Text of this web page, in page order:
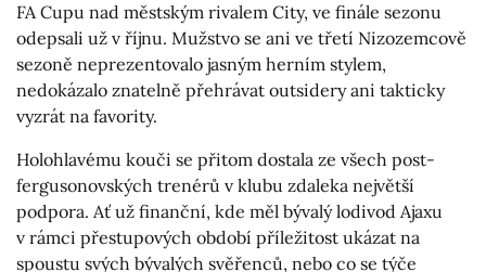
FA Cupu nad městským rivalem City, ve finále sezonu
odepsali už v říjnu. Mužstvo se ani ve třetí Nizozemcově
sezoně neprezentovalo jasným herním stylem,
nedokázalo znatelně přehrávat outsidery ani takticky
vyzrát na favority.
Holohlavému kouči se přitom dostala ze všech post-
fergusonovských trenérů v klubu zdaleka největší
podpora. Ať už finanční, kde měl bývalý lodivod Ajaxu
v rámci přestupových období příležitost ukázat na
spoustu svých bývalých svěřenců, nebo co se týče